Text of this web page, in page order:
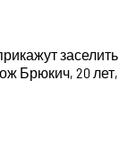
заселить
Брюкич, 20 лет,